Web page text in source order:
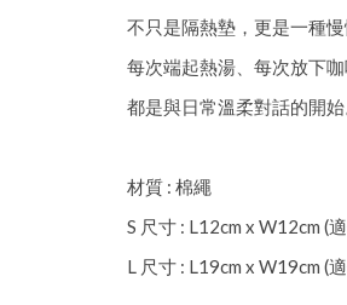
不只是隔熱墊，更是一種慢
每次端起熱湯、每次放下咖
都是與日常溫柔對話的開始
材質 : 棉繩
S 尺寸 : L12cm x W12cm (
L 尺寸 : L19cm x W19cm (